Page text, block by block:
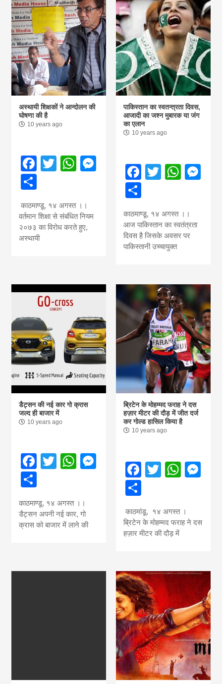
अस्थायी शिक्षकों ने आन्दोलन की
घोषणा की है
10 years ago
Facebook
TwitterWhatsApp
Messenger
काठमाण्डू, १४ अगस्त ।।
वर्तमान शिक्षा से संबंधित नियम
२०७३ का विरोध करते हुए,
अस्थायी
पाकिस्तान का स्वतन्त्रता दिवस,
आजादी का जश्न मुबारक या जंग
का एलान
10 years ago
Facebook
Twitter
Share
काठमाण्डू, १४ अगस्त ।।
आज पाकिस्तान का स्वतंत्रता
दिवस है जिसके अवसर पर
पाकिस्तानी उच्चायुक्त
डैट्सन की नई कार गो क्रास
जल्द ही बाजार में
10 years ago
Facebook
TwitterWhatsApp
Messenger
काठमाण्डू, १४ अगस्त ।।
डैट्सन अपनी नई कार, गो
क्रास को बाजार में लाने की
ब्रिटेन के मोहम्मद फराह ने दस
हज़ार मीटर की दौड़ में जीत दर्ज
कर गोल्ड हासिल किया है
10 years ago
Facebook
Twitter
Share
काठमांडू, १४ अगस्त ।
ब्रिटेन के मोहम्मद फराह ने दस
हज़ार मीटर की दौड़ में